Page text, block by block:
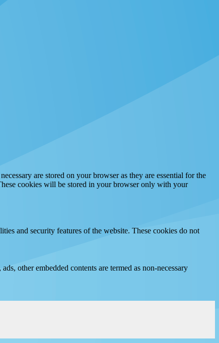
are stored on your browser as they are essential for the
cookies will be stored in your browser only with your
and security features of the website. These cookies do not
other embedded contents are termed as non-necessary